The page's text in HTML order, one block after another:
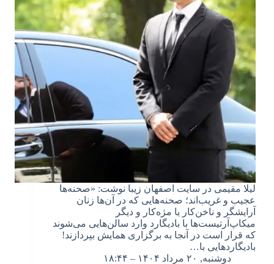
لیلا مقیمی در سایت اصفهان زیبا نوشت: «صحنه‌ها
عجیب و غریب‌اند؛ صحنه‌هایی که در آن‌ها زنان
آرایشگر و ناخن‌کار یا مژه‌کار و دیگر
میکاپ‌آرتیست‌ها با بادیگارد وارد سالن‌هایی می‌شوند
که قرار است در آنجا به برگزاری همایش بپردازند!
بادیگاردهایی با…
دوشنبه, ۲۰ مرداد ۱۴۰۴ – ۱۸:۴۴